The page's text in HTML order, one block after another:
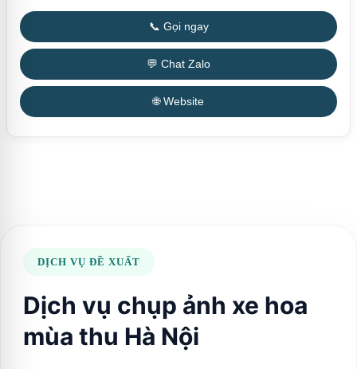
📞 Gọi ngay
💬 Chat Zalo
🌐 Website
DỊCH VỤ ĐỀ XUẤT
Dịch vụ chụp ảnh xe hoa
mùa thu Hà Nội